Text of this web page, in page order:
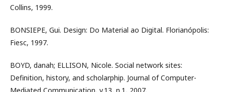
Collins, 1999.
BONSIEPE, Gui. Design: Do Material ao Digital. Florianópolis:
Fiesc, 1997.
BOYD, danah; ELLISON, Nicole. Social network sites:
Definition, history, and scholarphip. Journal of Computer-